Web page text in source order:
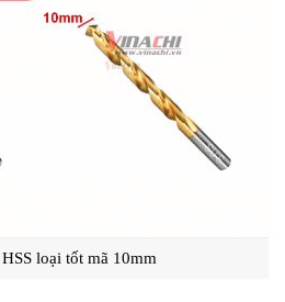
loại tốt mã 10mm